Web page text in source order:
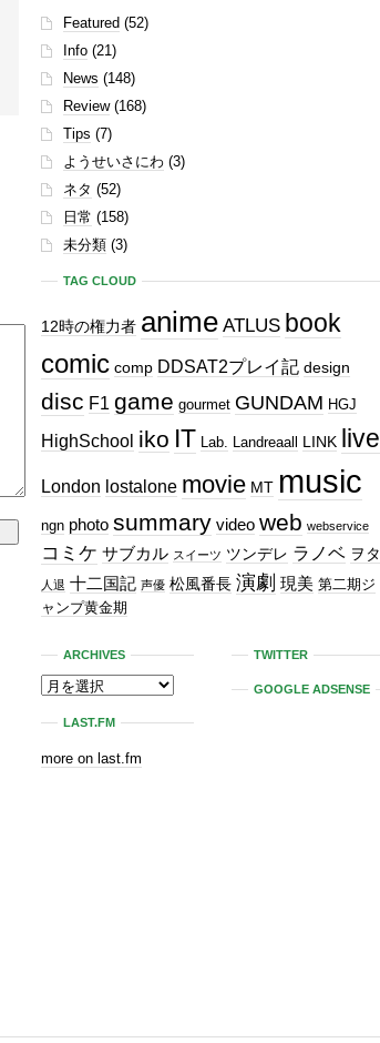
Featured (52)
Info (21)
News (148)
Review(168)
Tips (7)
ようせいさにわ (3)
ネタ (52)
日常 (158)
未分類 (3)
TAG CLOUD
12時の権力者 anime ATLUS book
comic comp DDSAT2プレイ記 design
disc F1 game gourmet GUNDAM HGJ
HighSchool iko IT Lab. Landreaall LINK live
London lostalone movie MT music
ngn photo summary video web webservice
コミケ サブカル スイーツ ツンデレ ラノベ ヲタ
人退 十二国記 声優 松風番長 演劇 現美 第二期ジ
ャンプ黄金期
TWITTER
GOOGLE ADSENSE
ARCHIVES
LAST.FM
more on last.fm